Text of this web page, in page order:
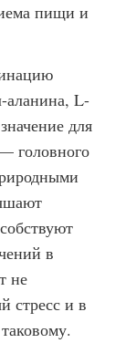
пищи и
аланина, L-
для
головного
в
не
стресс и в